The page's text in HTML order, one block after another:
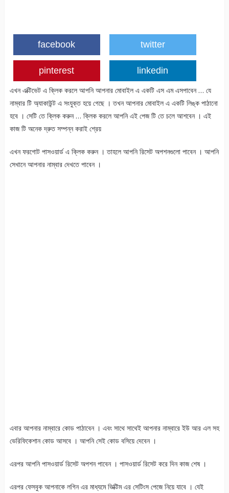
facebook twitter
pinterest linkedin
এখন এক্টিভেট এ ক্লিক করলে আপনি আপনার মোবাইল এ একটি এস এম এসপাবেন … যে
নাম্বার টি অ্যাকাউন্ট এ সংযুক্ত হয়ে গেছে । তখন আপনার মোবাইল এ একটি লিঙ্ক পাঠানো
হবে । সেটি তে ক্লিক করুন … ক্লিক করলে আপনি এই পেজ টি তে চলে আশবেন । এই
কাজ টি অনেক দ্রুত সম্পন্ন করাই শ্রেয়
এখন ফরগোট পাসওয়ার্ড এ ক্লিক করুন । তাহলে আপনি রিসেট অপশনগুলো পাবেন । আপনি
সেখানে আপনার নাম্বার দেখতে পাবেন ।
এবার আপনার নাম্বারে কোড পাঠাবেন । এবং সাথে সাথেই আপনার নাম্বারে ইউ আর এল সহ
ভেরিফিকেশান কোড আসবে । আপনি সেই কোড বসিয়ে দেবেন ।
এরপর আপনি পাসওয়ার্ড রিসেট অপশন পাবেন । পাসওয়ার্ড রিসেট করে দিন কাজ শেষ ।
এরপর ফেসবুক আপনাকে লগিন এর মাধ্যমে ভিক্টিম এর সেটিংস পেজে নিয়ে যাবে । যেই